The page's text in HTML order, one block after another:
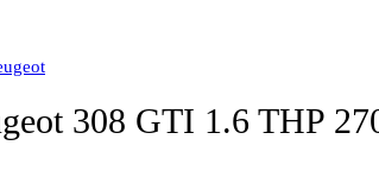
308 GTI 1.6 THP